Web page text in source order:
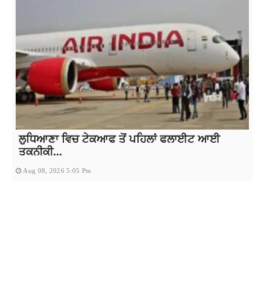
ਲੁਧਿਆਣਾ ਵਿਚ ਟੇਕਆਫ ਤੋਂ ਪਹਿਲਾਂ ਫਲਾਈਟ ਆਈ
ਤਕਨੀਕੀ...
Aug 08, 2026 5:05 Pm